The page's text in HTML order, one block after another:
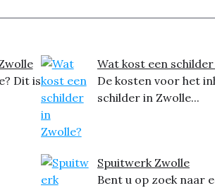
Dit is
Wat kost een
De kosten voor het
schilder in Zwolle...
Spuitwerk Zwolle
Bent u op zoek naar